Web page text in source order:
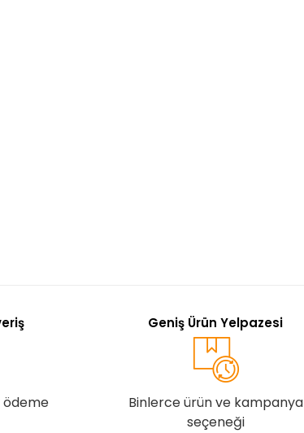
ödeme
Geniş Ürün Yelpazesi
Binlerce ürün ve kampanya
seçeneği